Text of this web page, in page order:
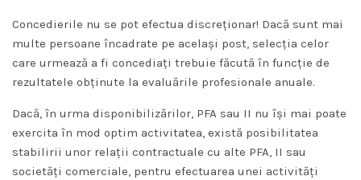
Concedierile nu se pot efectua discreționar! Dacă sunt mai
multe persoane încadrate pe același post, selecția celor
care urmează a fi concediați trebuie făcută în funcție de
rezultatele obținute la evaluările profesionale anuale.
Dacă, în urma disponibilizărilor, PFA sau II nu își mai poate
exercita în mod optim activitatea, există posibilitatea
stabilirii unor relații contractuale cu alte PFA, II sau
societăți comerciale, pentru efectuarea unei activități